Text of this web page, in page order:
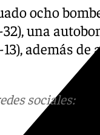
ocho
32), una
además
sociales: